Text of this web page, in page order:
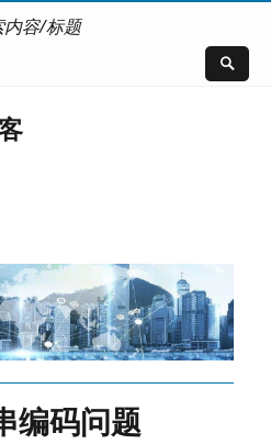
内容/标题
编码问题